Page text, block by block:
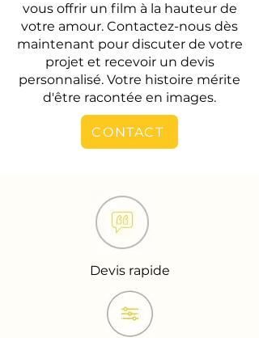
vous offrir un film à la hauteur de
votre amour. Contactez-nous dès
maintenant pour discuter de votre
projet et recevoir un devis
personnalisé. Votre histoire mérite
d'être racontée en images.
CONTACT
Devis rapide